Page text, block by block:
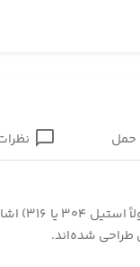
حمل
طراحی شده‌اند.